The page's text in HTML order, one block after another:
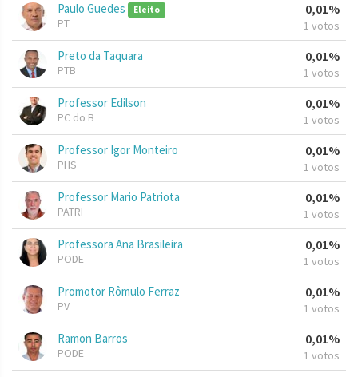
Paulo Guedes Eleito
PT
0,01%
1 votos
Preto da Taquara
PTB
0,01%
1 votos
Professor Edilson
PC do B
0,01%
1 votos
Professor Igor Monteiro
PHS
0,01%
1 votos
Professor Mario Patriota
PATRI
0,01%
1 votos
Professora Ana Brasileira
PODE
0,01%
1 votos
Promotor Rômulo Ferraz
PV
0,01%
1 votos
Ramon Barros
PODE
0,01%
1 votos